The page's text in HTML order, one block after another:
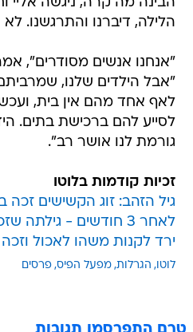
הלילה, דיברנו והתרגשנו.
"אנחנו אנשים מסודרים",
"אבל הילדים שלנו,
לאף אחד מהם אין בית,
לסייע להם ברכישת בתים.
גורמת לנו אושר רב".
זכיות קודמות בלוטו
גיל הזהב: זוג הקשישים זכה ב-28 מיליון
לאחר 3 חודשים - גילתה שזכתה ב-20 מיליון שקל
ירד לקנות משהו לאכול וזכה ב-42 מיליון
לוטו הגרלות מפעל הפיס פרסים